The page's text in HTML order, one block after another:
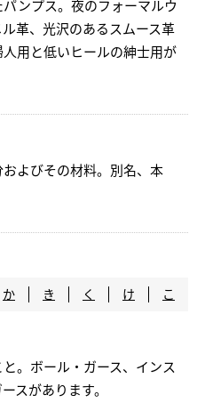
ンプス。夜のフォーマルウ
革、光沢のあるスムース革
用と低いヒールの紳士用が
よびその材料。別名、本
か き く け こ
。ボール・ガース、インス
スがあります。